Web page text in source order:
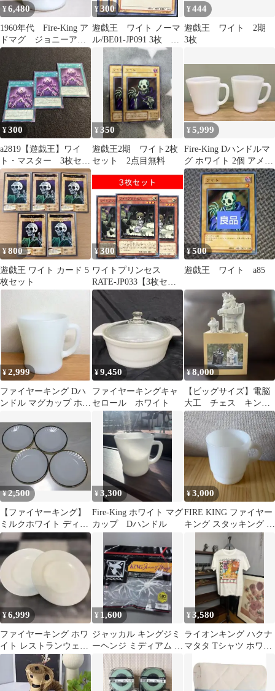
¥6,480
1960年代 Fire-King ア
ドマグ ジョニーアッ
プルシード ホワイト
¥300
遊戯王 ワイト ノーマ
ル/BE01-JP091 3枚
1103環境 ゲートボール
¥444
遊戯王 ワイト 2期
3枚
¥300
a2819【遊戯王】ワイ
ト・マスター 3枚セッ
ト
¥350
遊戯王2期 ワイト2枚
セット 2点目無料
¥5,999
Fire-King Dハンドルマ
グ ホワイト 2個 アメリ
カ製アンカーホッキン
グ
¥800
遊戯王 ワイト カード 5
枚セット
¥300
ワイトプリンセス
RATE-JP033【3枚セッ
ト】
¥500
遊戯王 ワイト a85
¥2,999
ファイヤーキング Dハ
ンドル マグカップ ホワ
¥9,450
ファイヤーキングキャ
セロール ホワイト
¥8,000
【ビッグサイズ】電脳
大工 チェス キン
グ ホワイト
¥2,500
【ファイヤーキング】
ミルクホワイト ディナ
ープレート ４枚セット
(S059)
¥3,300
Fire-King ホワイト マグ
カップ Dハンドル
¥3,000
FIRE KING ファイヤー
キング スタッキング マ
グカップ ホワイト
¥6,999
ファイヤーキング ホワ
イト レストランウェア
プレート 2枚
¥ 1,600
ジャッカル キングジミ
ーヘンジ ミディアム ナ
チュラルパールホワイ
¥3,580
ライオンキング ハクナ
マタタ Tシャツ ホワイ